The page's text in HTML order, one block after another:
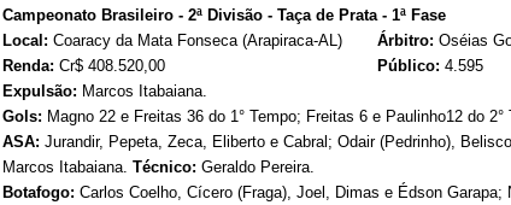
Campeonato Brasileiro - 2ª Divisão - Taça de Prata - 1ª Fase
Local: Coaracy da Mata Fonseca (Arapiraca-AL) Árbitro: Oséias
Renda: Cr$ 408.520,00 Público: 4.595
Expulsão: Marcos Itabaiana.
Gols: Magno 22 e Freitas 36 do 1° Tempo; Freitas 6 e Paulinho12 do 2°
ASA: Jurandir, Pepeta, Zeca, Eliberto e Cabral; Odair (Pedrinho),
Marcos Itabaiana. Técnico: Geraldo Pereira.
Botafogo: Carlos Coelho, Cícero (Fraga), Joel, Dimas e Édson Garapa;